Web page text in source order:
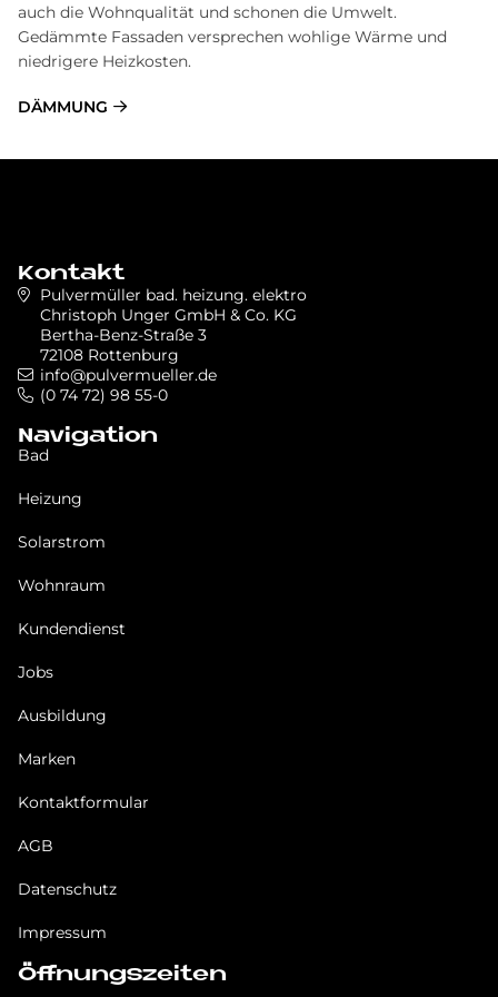
auch die Wohnqualität und schonen die Umwelt.
Gedämmte Fassaden versprechen wohlige Wärme und
niedrigere Heizkosten.
DÄMMUNG
Kontakt
Pulvermüller bad. heizung. elektro
Christoph Unger GmbH & Co. KG
Bertha-Benz-Straße 3
72108 Rottenburg
info@pulvermueller.de
(0 74 72) 98 55-0
Navigation
Bad
Heizung
Solarstrom
Wohnraum
Kundendienst
Jobs
Ausbildung
Marken
Kontaktformular
AGB
Datenschutz
Impressum
Öffnungszeiten